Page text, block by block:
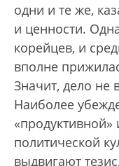
одни и те же,
и ценности.
корейцев, и
вполне
Значит, дело не
Наиболее
«продуктивной»
политической
выдвигают